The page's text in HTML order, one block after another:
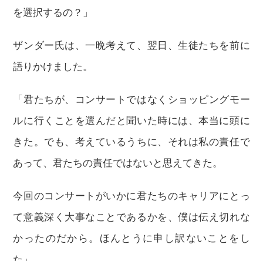
を選択するの？」
ザンダー氏は、一晩考えて、翌日、生徒たちを前に
語りかけました。
「君たちが、コンサートではなくショッピングモー
ルに行くことを選んだと聞いた時には、本当に頭に
きた。でも、考えているうちに、それは私の責任で
あって、君たちの責任ではないと思えてきた。
今回のコンサートがいかに君たちのキャリアにとっ
て意義深く大事なことであるかを、僕は伝え切れな
かったのだから。ほんとうに申し訳ないことをし